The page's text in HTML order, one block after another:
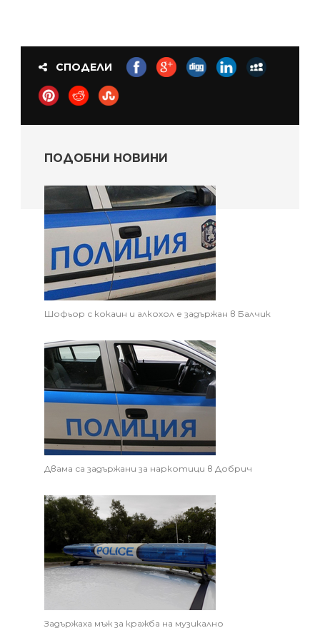
СПОДЕЛИ
ПОДОБНИ НОВИНИ
Шофьор с кокаин и алкохол е задържан в Балчик
Двама са задържани за наркотици в Добрич
Задържаха мъж за кражба на музикално